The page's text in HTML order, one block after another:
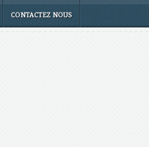
CONTACTEZ NOUS